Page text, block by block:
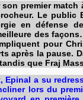
premier match
Le public
en défense
des
pour
après la pause.
que Fraj
Epinal a su
lors du